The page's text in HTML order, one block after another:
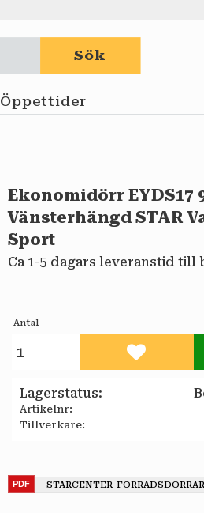
Sök
Öppettider
Ekonomidörr EYDS17
Vänsterhängd STAR
Sport
Ca 1-5 dagars leveranstid till
Antal
Lägg till i
Lagerstatus
Artikelnr
Tillverkare
STARCENTER-